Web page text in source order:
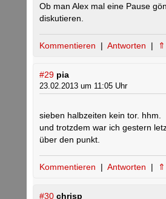
Ob man Alex mal eine Pause
diskutieren.
Kommentieren | Antworten |
#29 pia
23.02.2013 um 11:05 Uhr
sieben halbzeiten kein tor. hhm.
und trotzdem war ich gestern
über den punkt.
Kommentieren | Antworten |
#30 chrisp